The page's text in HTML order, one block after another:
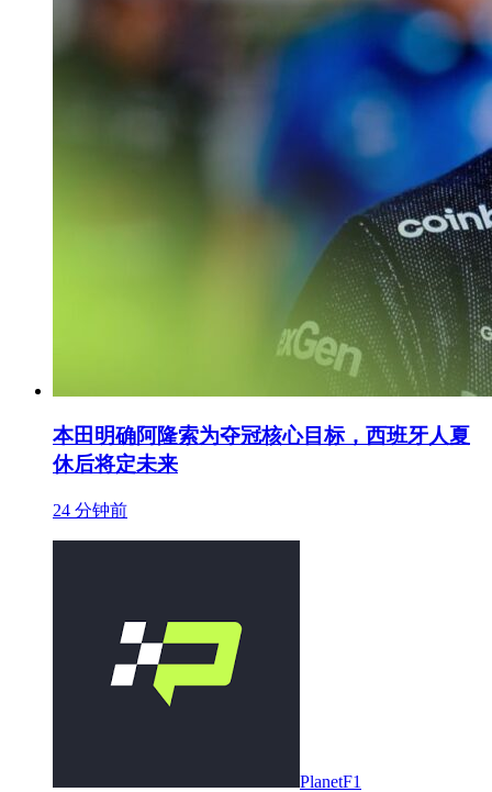
本田明确阿隆索为夺冠核心目标，西班牙人夏
休后将定未来
24 分钟前
PlanetF1